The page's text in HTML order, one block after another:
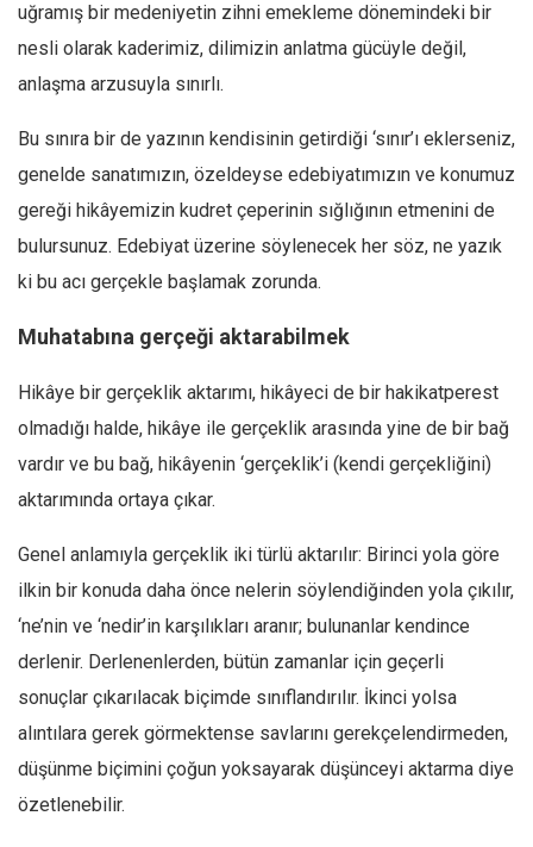
uğramış bir medeniyetin zihni emekleme dönemindeki bir
nesli olarak kaderimiz, dilimizin anlatma gücüyle değil,
anlaşma arzusuyla sınırlı.
Bu sınıra bir de yazının kendisinin getirdiği ‘sınır’ı eklerseniz,
genelde sanatımızın, özeldeyse edebiyatımızın ve konumuz
gereği hikâyemizin kudret çeperinin sığlığının etmenini de
bulursunuz. Edebiyat üzerine söylenecek her söz, ne yazık
ki bu acı gerçekle başlamak zorunda.
Muhatabına gerçeği aktarabilmek
Hikâye bir gerçeklik aktarımı, hikâyeci de bir hakikatperest
olmadığı halde, hikâye ile gerçeklik arasında yine de bir bağ
vardır ve bu bağ, hikâyenin ‘gerçeklik’i (kendi gerçekliğini)
aktarımında ortaya çıkar.
Genel anlamıyla gerçeklik iki türlü aktarılır: Birinci yola göre
ilkin bir konuda daha önce nelerin söylendiğinden yola çıkılır,
‘ne’nin ve ‘nedir’in karşılıkları aranır; bulunanlar kendince
derlenir. Derlenenlerden, bütün zamanlar için geçerli
sonuçlar çıkarılacak biçimde sınıflandırılır. İkinci yolsa
alıntılara gerek görmektense savlarını gerekçelendirmeden,
düşünme biçimini çoğun yoksayarak düşünceyi aktarma diye
özetlenebilir.